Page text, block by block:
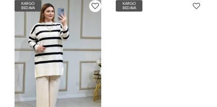
KARGO
BEDAVA
KARGO
BEDAVA